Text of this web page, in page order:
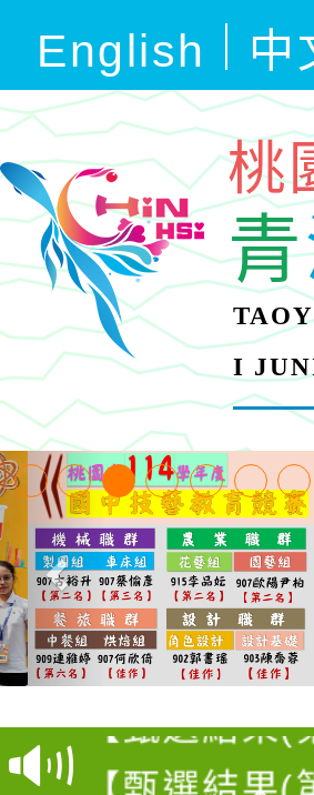
English 中
桃
青
I
115學年度
115學年度
學年度第1
【甄選結果